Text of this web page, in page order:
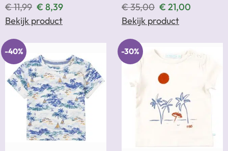
€11,99 € 8,39
Bekijk product
€35,00 € 21,00
Bekijk product
-40% -30%